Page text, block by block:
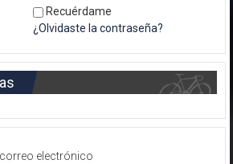
Recuérdame
¿Olvidaste la contraseña?
electrónico